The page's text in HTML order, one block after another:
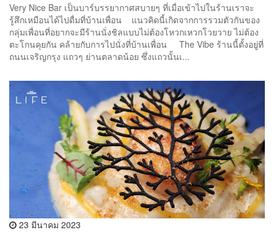
Very Nice Bar เป็นบาร์บรรยากาศสบายๆ ที่เมื่อเข้าไปในร้านเราจะ
รู้สึกเหมือนได้ไปดื่มที่บ้านเพื่อน แนวคิดนี้เกิดจากการรวมตัวกันของ
กลุ่มเพื่อนที่อยากจะมีร้านนั่งชิลแบบไม่ต้องโหวกเหวกโวยวาย ไม่ต้อง
ตะโกนคุยกัน คล้ายกับการไปนั่งที่บ้านเพื่อน The Vibe ร้านนี้ตั้งอยู่ที่
ถนนเจริญกรุง แถวๆ ย่านตลาดน้อย ซึ่งแถวนั้นเ...
23 มีนาคม 2023